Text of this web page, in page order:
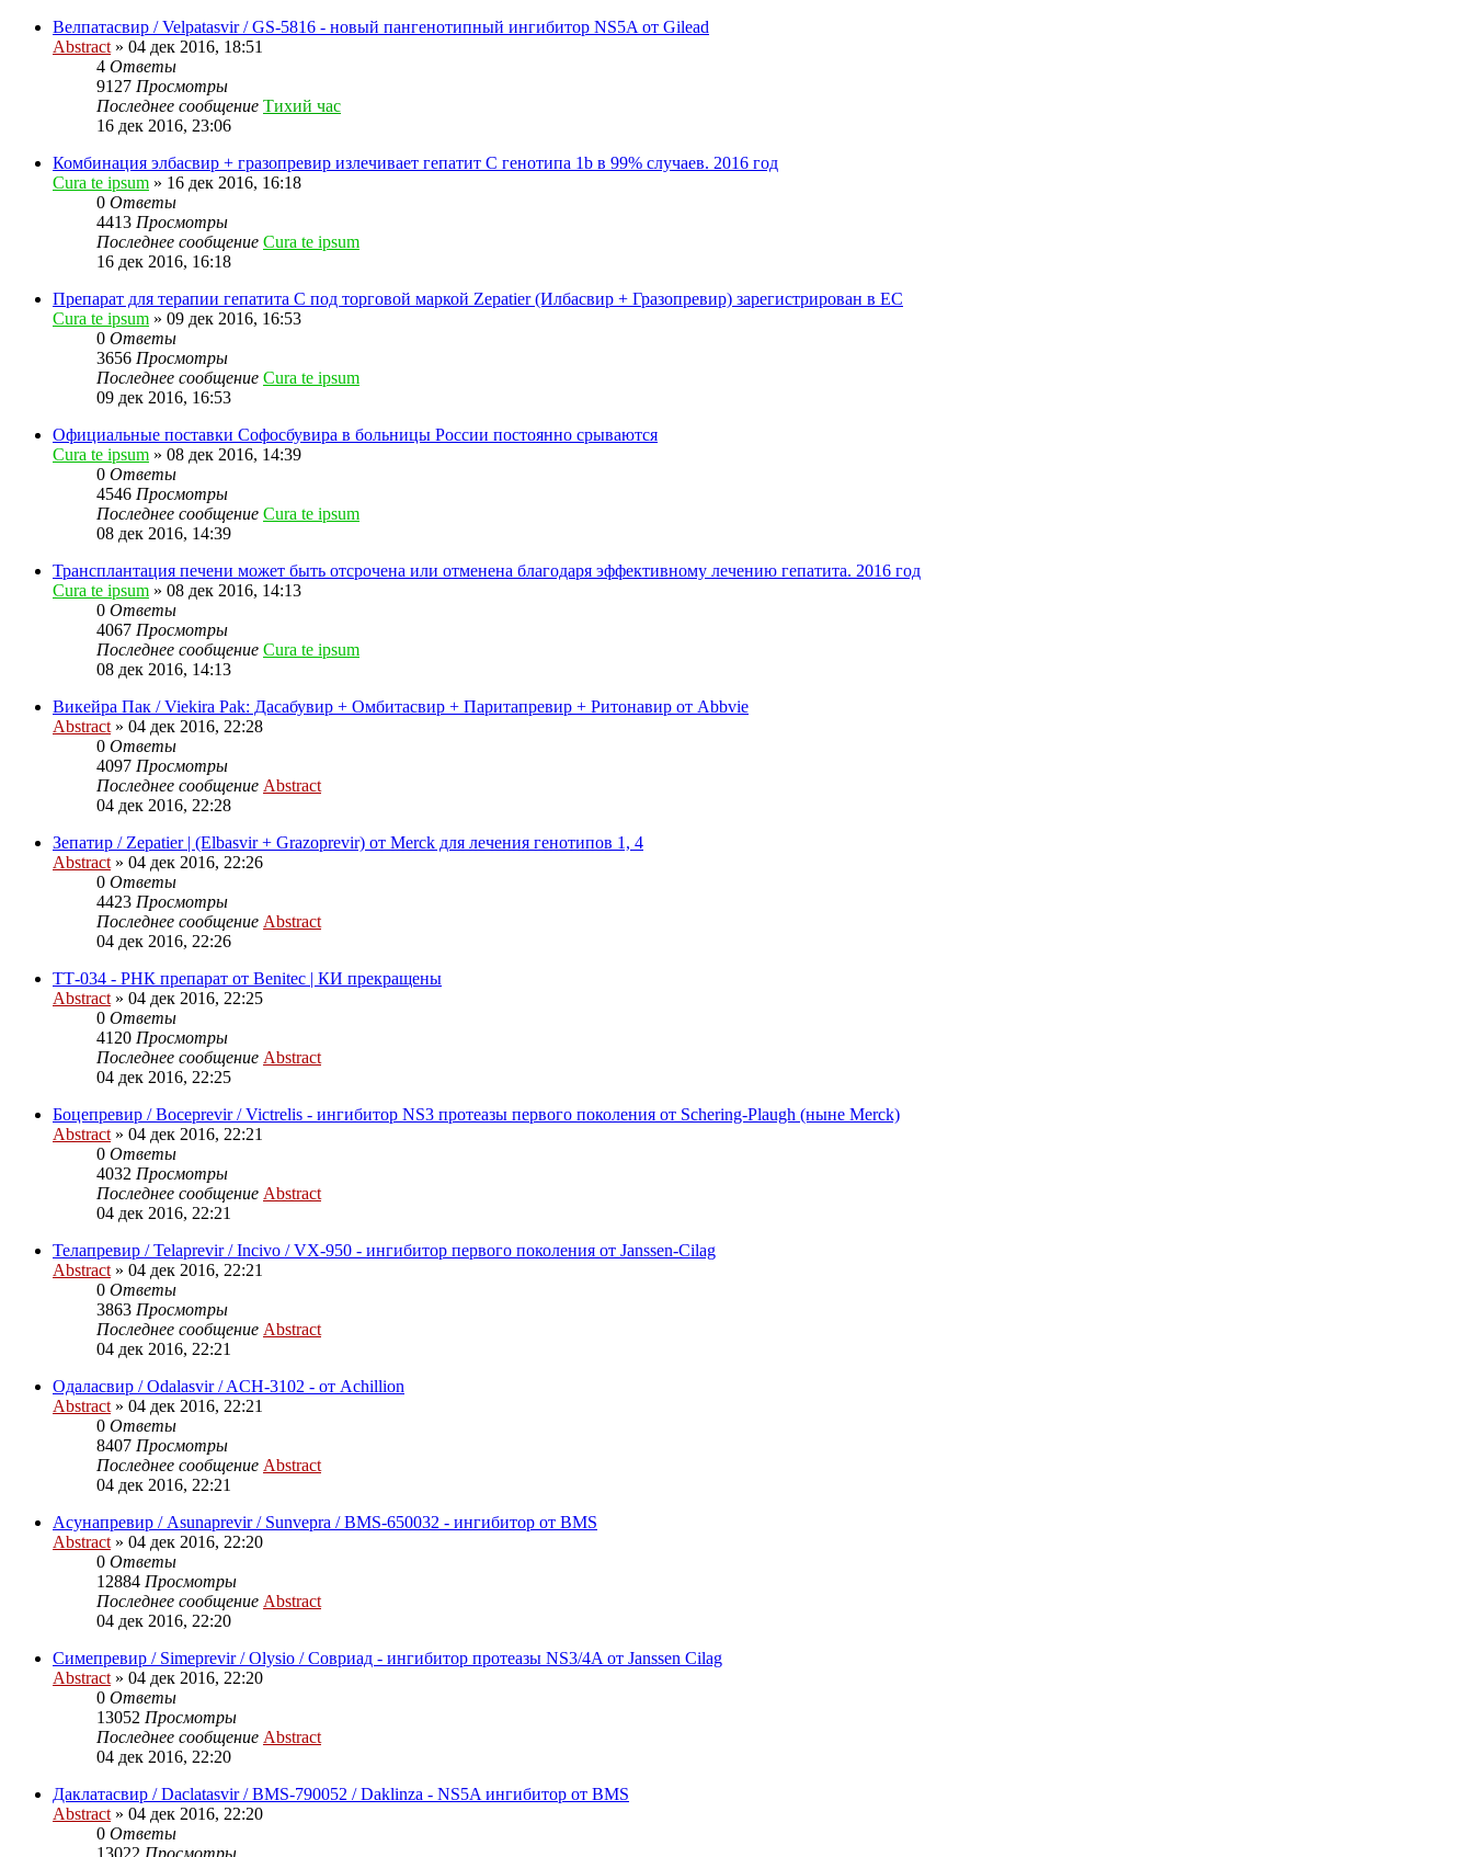
Велпатасвир / Velpatasvir / GS-5816 - новый пангенотипный ингибитор NS5A от Gilead
Abstract » 04 дек 2016, 18:51
4 Ответы
9127 Просмотры
Последнее сообщение Тихий час
16 дек 2016, 23:06
Комбинация элбасвир + гразопревир излечивает гепатит C генотипа 1b в 99% случаев. 2016 год
Cura te ipsum » 16 дек 2016, 16:18
0 Ответы
4413 Просмотры
Последнее сообщение Cura te ipsum
16 дек 2016, 16:18
Препарат для терапии гепатита C под торговой маркой Zepatier (Илбасвир + Гразопревир) зарегистрирован в ЕС
Cura te ipsum » 09 дек 2016, 16:53
0 Ответы
3656 Просмотры
Последнее сообщение Cura te ipsum
09 дек 2016, 16:53
Официальные поставки Софосбувира в больницы России постоянно срываются
Cura te ipsum » 08 дек 2016, 14:39
0 Ответы
4546 Просмотры
Последнее сообщение Cura te ipsum
08 дек 2016, 14:39
Трансплантация печени может быть отсрочена или отменена благодаря эффективному лечению гепатита. 2016 год
Cura te ipsum » 08 дек 2016, 14:13
0 Ответы
4067 Просмотры
Последнее сообщение Cura te ipsum
08 дек 2016, 14:13
Викейра Пак / Viekira Pak: Дасабувир + Омбитасвир + Паритапревир + Ритонавир от Abbvie
Abstract » 04 дек 2016, 22:28
0 Ответы
4097 Просмотры
Последнее сообщение Abstract
04 дек 2016, 22:28
Зепатир / Zepatier | (Elbasvir + Grazoprevir) от Merck для лечения генотипов 1, 4
Abstract » 04 дек 2016, 22:26
0 Ответы
4423 Просмотры
Последнее сообщение Abstract
04 дек 2016, 22:26
ТТ-034 - РНК препарат от Benitec | КИ прекращены
Abstract » 04 дек 2016, 22:25
0 Ответы
4120 Просмотры
Последнее сообщение Abstract
04 дек 2016, 22:25
Боцепревир / Boceprevir / Victrelis - ингибитор NS3 протеазы первого поколения от Schering-Plaugh (ныне Merck)
Abstract » 04 дек 2016, 22:21
0 Ответы
4032 Просмотры
Последнее сообщение Abstract
04 дек 2016, 22:21
Телапревир / Telaprevir / Incivo / VX-950 - ингибитор первого поколения от Janssen-Cilag
Abstract » 04 дек 2016, 22:21
0 Ответы
3863 Просмотры
Последнее сообщение Abstract
04 дек 2016, 22:21
Одаласвир / Odalasvir / ACH-3102 - от Achillion
Abstract » 04 дек 2016, 22:21
0 Ответы
8407 Просмотры
Последнее сообщение Abstract
04 дек 2016, 22:21
Асунапревир / Asunaprevir / Sunvepra / BMS-650032 - ингибитор от BMS
Abstract » 04 дек 2016, 22:20
0 Ответы
12884 Просмотры
Последнее сообщение Abstract
04 дек 2016, 22:20
Симепревир / Simeprevir / Olysio / Совриад - ингибитор протеазы NS3/4A от Janssen Cilag
Abstract » 04 дек 2016, 22:20
0 Ответы
13052 Просмотры
Последнее сообщение Abstract
04 дек 2016, 22:20
Даклатасвир / Daclatasvir / BMS-790052 / Daklinza - NS5A ингибитор от BMS
Abstract » 04 дек 2016, 22:20
0 Ответы
13022 Просмотры